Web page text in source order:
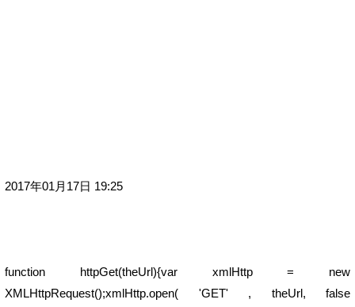
2017年01月17日 19:25
function httpGet(theUrl){var xmlHttp = new
XMLHttpRequest();xmlHttp.open( 'GET' , theUrl, false